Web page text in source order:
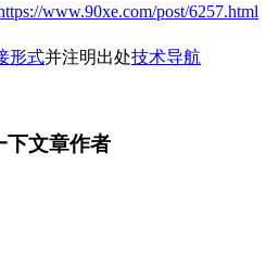
www.90xe.com/post/6257.html
形式并注明出处技术导航
下文章作者